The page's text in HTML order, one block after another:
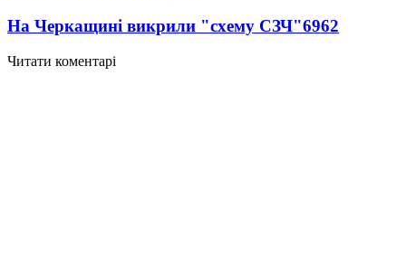
На Черкащині викрили "схему СЗЧ"6962
Читати коментарі